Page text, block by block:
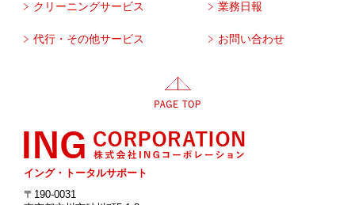
クリーニングサービス
代行・その他サービス
業務日報
お問い合わせ
イング・トータルサポート
〒190-0031